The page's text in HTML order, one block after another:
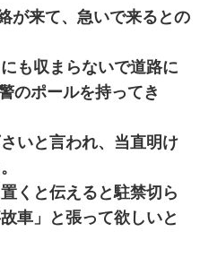
が来て、急いで来るとの
も収まらないで道路に
のポールを持ってき
いと言われ、当直明け
くと伝えると駐禁切ら
車」と張って欲しいと